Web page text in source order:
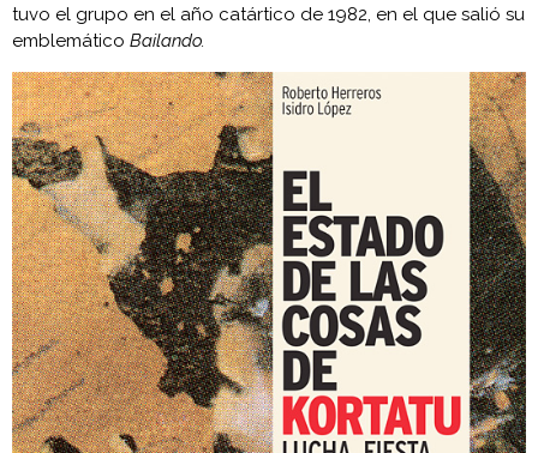
tuvo el grupo en el año catártico de 1982, en el que salió su
emblemático Bailando.